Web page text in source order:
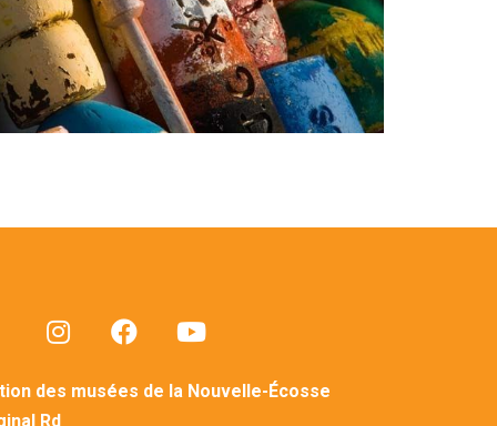
des musées de la Nouvelle-Écosse
Rd